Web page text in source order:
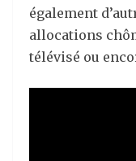
également
allocations
télévisé ou